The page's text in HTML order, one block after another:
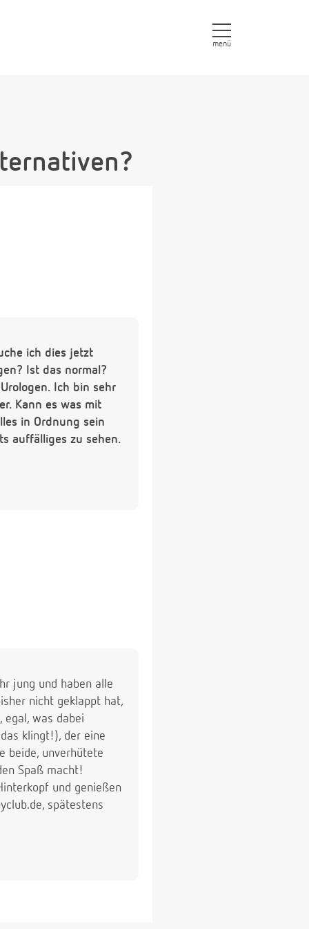
menü
ich dies jetzt
Ist das normal?
Ich bin sehr
Kann es was mit
in Ordnung sein
auffälliges zu sehen.
jung und haben alle
nicht geklappt hat,
egal, was dabei
klingt!), der eine
unverhütete
Spaß macht!
und genießen
spätestens